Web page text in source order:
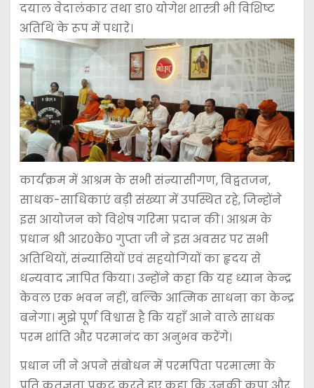
दयाल वेदालंकार तथा डा० योगेश शास्त्री भी विशिष्ट
अतिथि के रूप में पधारे।
कार्यक्रम में आश्रम के सभी संन्यासीगण, विद्वतजन,
साधक-साधिकाएं बड़ी संख्या में उपस्थित रहे, जिन्होंने
इस आयोजन को विशेष गरिमा प्रदान की। आश्रम के
प्रधान श्री आर०के० गुप्ता जी ने इस अवसर पर सभी
अतिथियों, संन्यासियों एवं सहयोगियों का हृदय से
धन्यवाद ज्ञापित किया। उन्होंने कहा कि यह ध्यान केन्द्र
केवल एक भवन नहीं, बल्कि आत्मिक साधना का केन्द्र
बनेगा। मुझे पूर्ण विश्वास है कि यहाँ आने वाले साधक
परम शांति और परमानंद का अनुभव करेंगे।
प्रधान जी ने अपने संबोधन में परमपिता परमात्मा के